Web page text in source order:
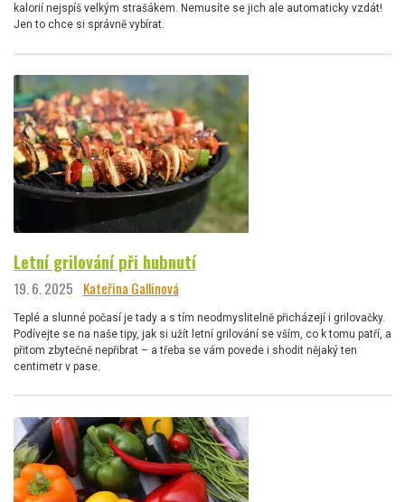
kalorií nejspíš velkým strašákem. Nemusíte se jich ale automaticky vzdát!
Jen to chce si správně vybírat.
Letní grilování při hubnutí
19. 6. 2025 Kateřina Gallinová
Teplé a slunné počasí je tady a s tím neodmyslitelně přicházejí i grilovačky.
Podívejte se na naše tipy, jak si užít letní grilování se vším, co k tomu patří, a
přitom zbytečně nepřibrat – a třeba se vám povede i shodit nějaký ten
centimetr v pase.